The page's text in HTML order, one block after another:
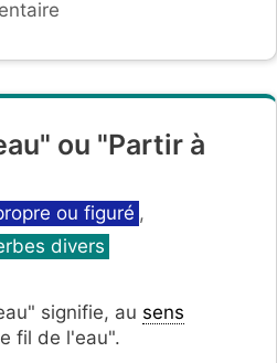
ou "Partir à
ou figuré ,
divers
signifie, au sens
fil de l'eau".